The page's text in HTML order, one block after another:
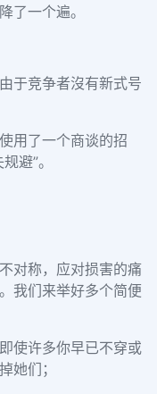
了一个遍。
于竞争者沒有新式号
用了一个商谈的招
避”。
对称，应对损害的痛
我们来举好多个简便
使许多你早已不穿或
她们；